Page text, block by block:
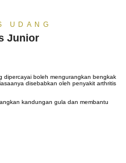
UDANG
Junior
dipercayai boleh mengurangkan bengkak
disebabkan oleh penyakit arthritis
kandungan gula dan membantu